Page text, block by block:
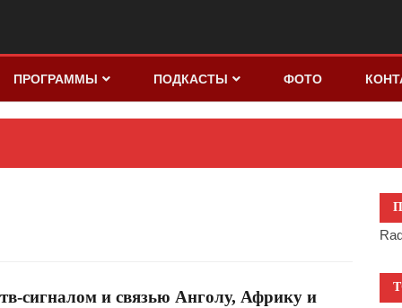
ПРОГРАММЫ ПОДКАСТЫ ФОТО
сигналом и связью Анголу, Африку и